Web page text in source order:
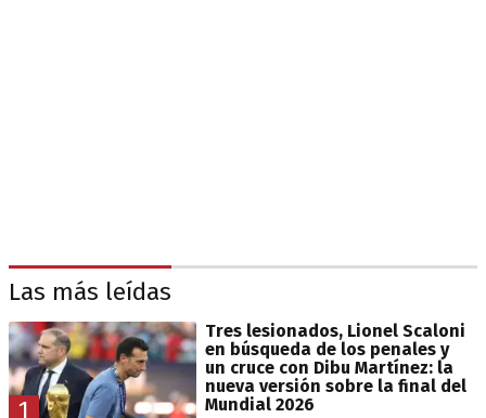
Las más leídas
1
Tres lesionados, Lionel Scaloni
en búsqueda de los penales y
un cruce con Dibu Martínez: la
nueva versión sobre la final del
Mundial 2026